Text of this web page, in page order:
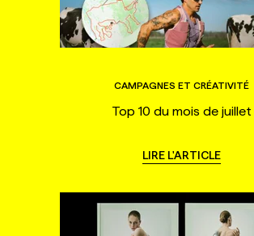
CAMPAGNES ET CRÉATIVITÉ
Top 10 du mois de juillet
LIRE L'ARTICLE